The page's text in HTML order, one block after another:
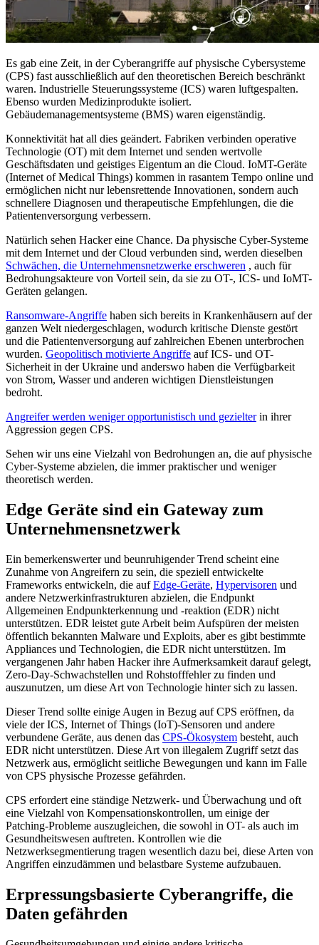
Es gab eine Zeit, in der Cyberangriffe auf physische Cybersysteme
(CPS) fast ausschließlich auf den theoretischen Bereich beschränkt
waren. Industrielle Steuerungssysteme (ICS) waren luftgespalten.
Ebenso wurden Medizinprodukte isoliert.
Gebäudemanagementsysteme (BMS) waren eigenständig.
Konnektivität hat all dies geändert. Fabriken verbinden operative
Technologie (OT) mit dem Internet und senden wertvolle
Geschäftsdaten und geistiges Eigentum an die Cloud. IoMT-Geräte
(Internet of Medical Things) kommen in rasantem Tempo online und
ermöglichen nicht nur lebensrettende Innovationen, sondern auch
schnellere Diagnosen und therapeutische Empfehlungen, die die
Patientenversorgung verbessern.
Natürlich sehen Hacker eine Chance. Da physische Cyber-Systeme
mit dem Internet und der Cloud verbunden sind, werden dieselben
Schwächen, die Unternehmensnetzwerke erschweren , auch für
Bedrohungsakteure von Vorteil sein, da sie zu OT-, ICS- und IoMT-
Geräten gelangen.
Ransomware-Angriffe haben sich bereits in Krankenhäusern auf der
ganzen Welt niedergeschlagen, wodurch kritische Dienste gestört
und die Patientenversorgung auf zahlreichen Ebenen unterbrochen
wurden. Geopolitisch motivierte Angriffe auf ICS- und OT-
Sicherheit in der Ukraine und anderswo haben die Verfügbarkeit
von Strom, Wasser und anderen wichtigen Dienstleistungen
bedroht.
Angreifer werden weniger opportunistisch und gezielterin ihrer
Aggression gegen CPS.
Sehen wir uns eine Vielzahl von Bedrohungen an, die auf physische
Cyber-Systeme abzielen, die immer praktischer und weniger
theoretisch werden.
Edge Geräte sind ein Gateway zum
Unternehmensnetzwerk
Ein bemerkenswerter und beunruhigender Trend scheint eine
Zunahme von Angreifern zu sein, die speziell entwickelte
Frameworks entwickeln, die aufEdge-Geräte, Hypervisoren und
andere Netzwerkinfrastrukturen abzielen, die Endpunkt
Allgemeinen Endpunkterkennung und -reaktion (EDR) nicht
unterstützen. EDR leistet gute Arbeit beim Aufspüren der meisten
öffentlich bekannten Malware und Exploits, aber es gibt bestimmte
Appliances und Technologien, die EDR nicht unterstützen. Im
vergangenen Jahr haben Hacker ihre Aufmerksamkeit darauf gelegt,
Zero-Day-Schwachstellen und Rohstofffehler zu finden und
auszunutzen, um diese Art von Technologie hinter sich zu lassen.
Dieser Trend sollte einige Augen in Bezug auf CPS eröffnen, da
viele der ICS, Internet of Things (IoT)-Sensoren und andere
verbundene Geräte, aus denen das CPS-Ökosystem besteht, auch
EDR nicht unterstützen. Diese Art von illegalem Zugriff setzt das
Netzwerk aus, ermöglicht seitliche Bewegungen und kann im Falle
von CPS physische Prozesse gefährden.
CPS erfordert eine ständige Netzwerk- und Überwachung und oft
eine Vielzahl von Kompensationskontrollen, um einige der
Patching-Probleme auszugleichen, die sowohl in OT- als auch im
Gesundheitswesen auftreten. Kontrollen wie die
Netzwerksegmentierung tragen wesentlich dazu bei, diese Arten von
Angriffen einzudämmen und belastbare Systeme aufzubauen.
Erpressungsbasierte Cyberangriffe, die
Daten gefährden